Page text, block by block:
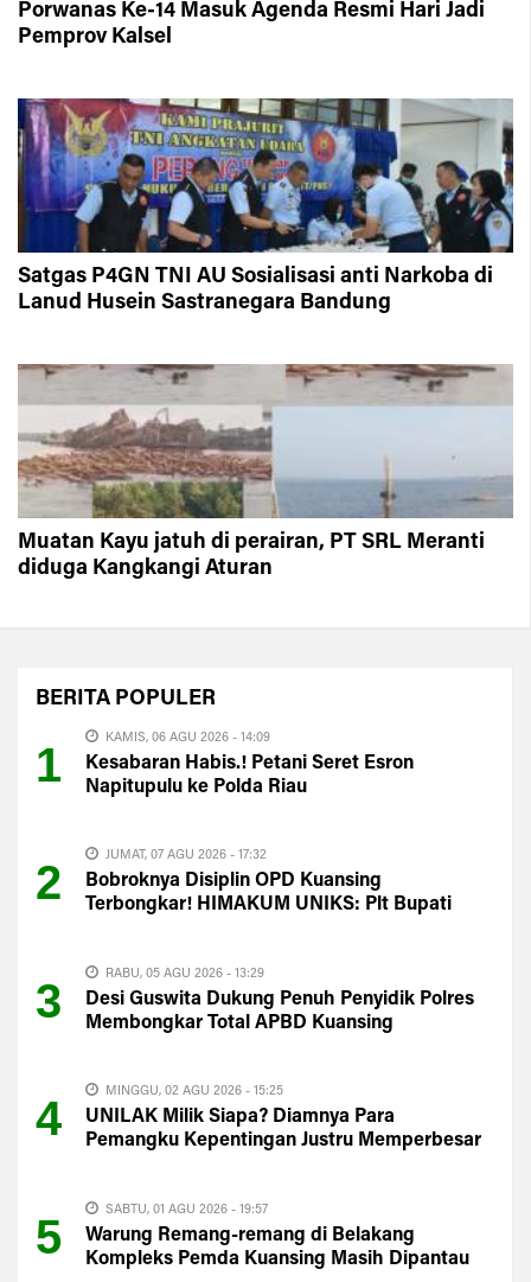
Porwanas Ke-14 Masuk Agenda Resmi Hari Jadi
Pemprov Kalsel
Satgas P4GN TNI AU Sosialisasi anti Narkoba di
Lanud Husein Sastranegara Bandung
Muatan Kayu jatuh di perairan, PT SRL Meranti
diduga Kangkangi Aturan
BERITA POPULER
1
KAMIS, 06 AGU 2026 - 14:09
Kesabaran Habis.! Petani Seret Esron
Napitupulu ke Polda Riau
2
JUMAT, 07 AGU 2026 - 17:32
Bobroknya Disiplin OPD Kuansing
Terbongkar! HIMAKUM UNIKS: Plt Bupati
3
RABU, 05 AGU 2026 - 13:29
Desi Guswita Dukung Penuh Penyidik Polres
Membongkar Total APBD Kuansing
4
MINGGU, 02 AGU 2026 - 15:25
UNILAK Milik Siapa? Diamnya Para
Pemangku Kepentingan Justru Memperbesar
5
SABTU, 01 AGU 2026 - 19:57
Warung Remang-remang di Belakang
Kompleks Pemda Kuansing Masih Dipantau